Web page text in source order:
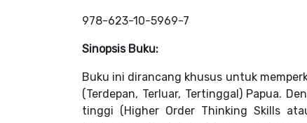
978-623-10-5969-7
Sinopsis Buku:
Buku ini dirancang khusus untuk
(Terdepan, Terluar, Tertinggal) Papua.
tinggi (Higher Order Thinking Skills